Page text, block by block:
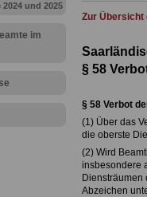
und 2025
im
Zur Übersicht
§ 58
§ 58 Verbot
(1) Über das
die oberste
(2) Wird
insbesondere
Diensträumen
Abzeichen